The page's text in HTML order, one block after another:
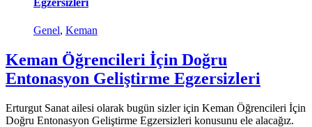
Egzersizleri
Genel, Keman
Keman Öğrencileri İçin Doğru
Entonasyon Geliştirme Egzersizleri
Erturgut Sanat ailesi olarak bugün sizler için Keman Öğrencileri İçin
Doğru Entonasyon Geliştirme Egzersizleri konusunu ele alacağız.